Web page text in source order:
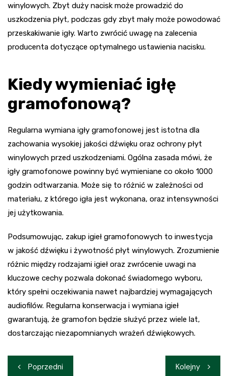
winylowych. Zbyt duży nacisk może prowadzić do
uszkodzenia płyt, podczas gdy zbyt mały może powodować
przeskakiwanie igły. Warto zwrócić uwagę na zalecenia
producenta dotyczące optymalnego ustawienia nacisku.
Kiedy wymieniać igłę
gramofonową?
Regularna wymiana igły gramofonowej jest istotna dla
zachowania wysokiej jakości dźwięku oraz ochrony płyt
winylowych przed uszkodzeniami. Ogólna zasada mówi, że
igły gramofonowe powinny być wymieniane co około 1000
godzin odtwarzania. Może się to różnić w zależności od
materiału, z którego igła jest wykonana, oraz intensywności
jej użytkowania.
Podsumowując, zakup igieł gramofonowych to inwestycja
w jakość dźwięku i żywotność płyt winylowych. Zrozumienie
różnic między rodzajami igieł oraz zwrócenie uwagi na
kluczowe cechy pozwala dokonać świadomego wyboru,
który spełni oczekiwania nawet najbardziej wymagających
audiofilów. Regularna konserwacja i wymiana igieł
gwarantują, że gramofon będzie służyć przez wiele lat,
dostarczając niezapomnianych wrażeń dźwiękowych.
Nawigacja
Poprzedni Kolejny